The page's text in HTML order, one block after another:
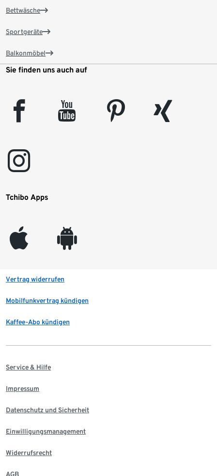
Bettwäsche
Sportgeräte
Balkonmöbel
Sie finden uns auch auf
facebook youtube pinterest
xing
instagram
Tchibo Apps
appleinc android
Vertrag widerrufen
Mobilfunkvertrag kündigen
Kaffee-Abo kündigen
Service & Hilfe
Impressum
Datenschutz und Sicherheit
Einwilligungsmanagement
Widerrufsrecht
AGB